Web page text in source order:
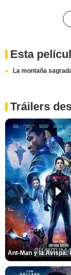
Esta
La montaña
Tráilers